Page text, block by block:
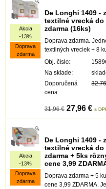
Akcia
-13%
Doprava
zdarma
De Longhi 1409 -
textilné vrecká
zdarma (16ks)
Doprava zdarma.
textilných vreciek + 8
Obj. čislo:
Na sklade:
Doporučená
cena:
31,96 € 27,96 € s
Akcia
-13%
Doprava
zdarma
De Longhi 1409 -
textilné vrecká
zdarma + 5ks
cene 3,99
Doprava zdarma + 5
cene 3,99 ZDARMA.